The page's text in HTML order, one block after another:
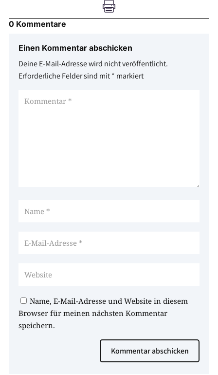

0 Kommentare
Einen Kommentar abschicken
Deine E-Mail-Adresse wird nicht veröffentlicht.
Erforderliche Felder sind mit* markiert
Name, E-Mail-Adresse und Website in diesem
Browser für meinen nächsten Kommentar
speichern.
Kommentar abschicken